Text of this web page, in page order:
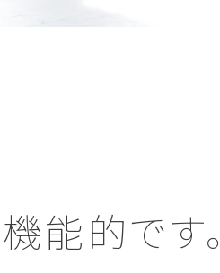
能的です。